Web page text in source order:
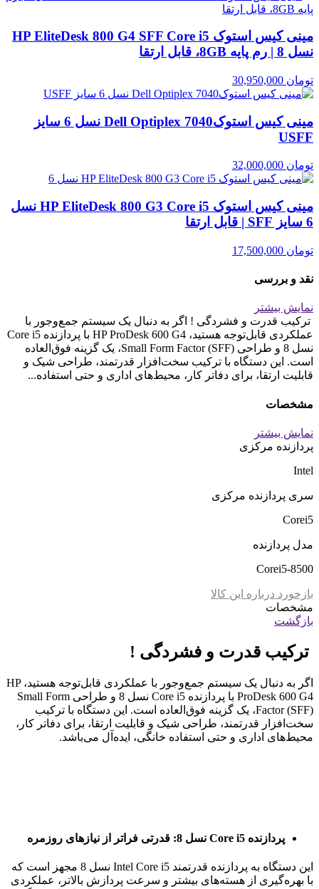
مینی کیس استوک HP EliteDesk 800 G4 SFF Core i5
نسل 8 | رم پایه 8GB، قابل ارتقا
تومان
مینی کیس استوکDell Optiplex 7040 نسل 6 سایز
USFF
تومان
مینی کیس استوک HP EliteDesk 800 G3 Core i5 نسل
6 سایز SFF | قابل ارتقا
تومان
نقد و بررسی
نمایش بیشتر
ترکیب قدرت و فشردگی ! اگر به دنبال یک سیستم جمع‌وجور با
عملکردی قابل‌توجه هستید، HP ProDesk 600 G4 با پردازنده Core i5
نسل 8 و طراحی Small Form Factor (SFF)، یک گزینه فوق‌العاده
است. این دستگاه با ترکیب سخت‌افزار قدرتمند، طراحی شیک و
قابلیت ارتقا، برای دفاتر کار، محیط‌های اداری و حتی استفاده...
مشخصات
نمایش بیشتر
پردازنده مرکزی
Intel
سری پردازنده مرکزی
Corei5
مدل پردازنده
Corei5-8500
بازخورد درباره این کالا
مشخصات
بازگشت
ترکیب قدرت و فشردگی !
اگر به دنبال یک سیستم جمع‌وجور با عملکردی قابل‌توجه هستید، HP
ProDesk 600 G4 با پردازنده Core i5 نسل 8 و طراحی Small Form
Factor (SFF)، یک گزینه فوق‌العاده است. این دستگاه با ترکیب
سخت‌افزار قدرتمند، طراحی شیک و قابلیت ارتقا، برای دفاتر کار،
محیط‌های اداری و حتی استفاده خانگی، ایده‌آل می‌باشد.
پردازنده Core i5 نسل 8: قدرتی فراتر از نیازهای روزمره
این دستگاه به پردازنده قدرتمند Intel Core i5 نسل 8 مجهز است که
با بهره‌گیری از هسته‌های بیشتر و سرعت پردازش بالاتر، عملکردی